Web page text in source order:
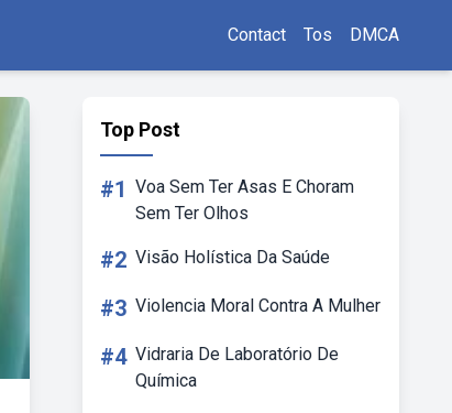
Contact Tos DMCA
Top Post
#1 Voa Sem Ter Asas E Choram
Sem Ter Olhos
#2 Visão Holística Da Saúde
#3 Violencia Moral Contra A Mulher
#4 Vidraria De Laboratório De
Química